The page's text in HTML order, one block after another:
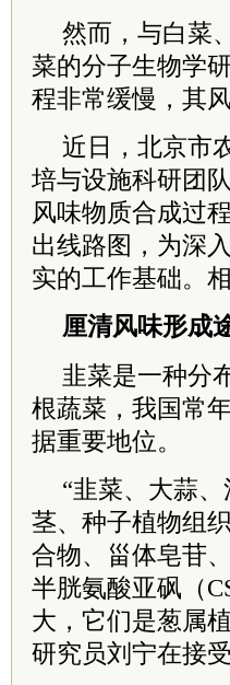
然而，与白菜
菜的分子生物学
程非常缓慢，其
近日，北京市
培与设施科研团
风味物质合成过
出线路图，为深
实的工作基础。
厘清风味形成
韭菜是一种分
根蔬菜，我国常
据重要地位。
“韭菜、大蒜
茎、种子植物组
合物、甾体皂苷
半胱氨酸亚砜（
大，它们是葱属
研究员刘宁在接